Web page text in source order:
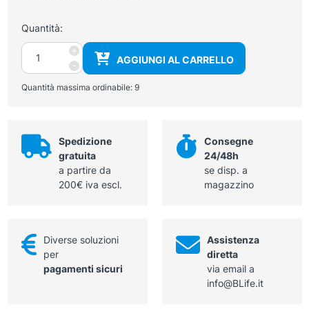
Quantità:
-
Calzari
trasparenti
in
polietilene
+
AGGIUNGI AL CARRELLO
Quantità massima ordinabile: 9
Spedizione
gratuita
a partire da
200€ iva escl.
Consegne
24/48h
se disp. a
magazzino
Diverse soluzioni
per
pagamenti sicuri
Assistenza
diretta
via email a
info@BLife.it